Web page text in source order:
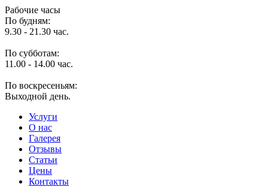
Рабочие часы
По будням:
9.30 - 21.30 час.
По субботам:
11.00 - 14.00 час.
По воскресеньям:
Выходной день.
Услуги
O нас
Галерея
Отзывы
Статьи
Цены
Контакты